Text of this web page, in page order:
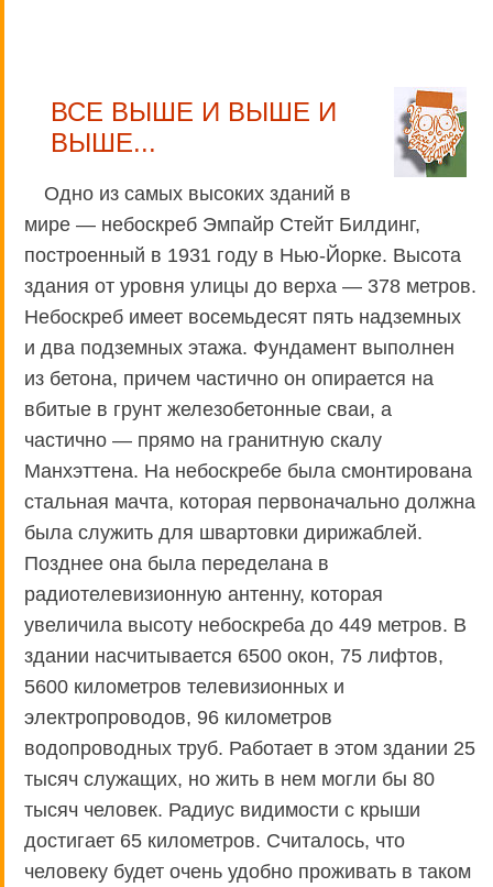
ВСЕ ВЫШЕ И ВЫШЕ И
ВЫШЕ...
Одно из самых высоких зданий в
мире — небоскреб Эмпайр Стейт Билдинг,
построенный в 1931 году в Нью-Йорке. Высота
здания от уровня улицы до верха — 378 метров.
Небоскреб имеет восемьдесят пять надземных
и два подземных этажа. Фундамент выполнен
из бетона, причем частично он опирается на
вбитые в грунт железобетонные сваи, а
частично — прямо на гранитную скалу
Манхэттена. На небоскребе была смонтирована
стальная мачта, которая первоначально должна
была служить для швартовки дирижаблей.
Позднее она была переделана в
радиотелевизионную антенну, которая
увеличила высоту небоскреба до 449 метров. В
здании насчитывается 6500 окон, 75 лифтов,
5600 километров телевизионных и
электропроводов, 96 километров
водопроводных труб. Работает в этом здании 25
тысяч служащих, но жить в нем могли бы 80
тысяч человек. Радиус видимости с крыши
достигает 65 километров. Считалось, что
человеку будет очень удобно проживать в таком